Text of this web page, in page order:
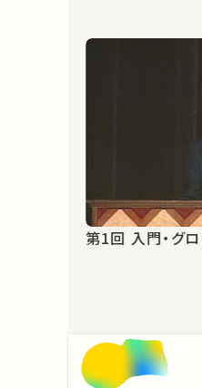
第1回 入門